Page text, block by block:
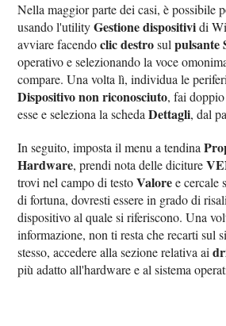
Nella maggior parte dei casi, è possibile
usando l'utilityGestione dispositividi
avviare facendoclic destrosulpulsante
operativo e selezionando la voce
compare. Una volta lì, individua le
Dispositivo non riconosciuto, fai
esse e seleziona la schedaDettagli, dal
In seguito, imposta il menu a tendina
Hardware, prendi nota delle diciture
trovi nel campo di testoValoree cercale
di fortuna, dovresti essere in grado di
dispositivo al quale si riferiscono. Una
informazione, non ti resta che recarti sul
stesso, accedere alla sezione relativa ai
più adatto all'hardware e al sistema